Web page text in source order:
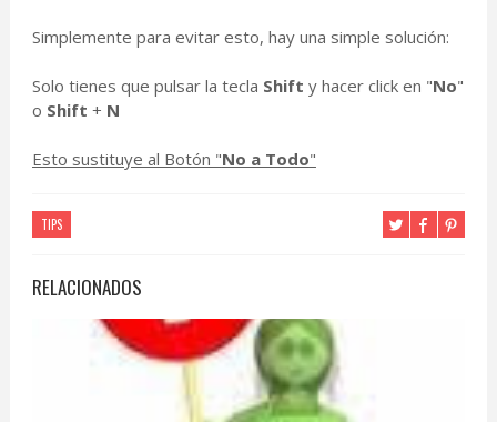
Simplemente para evitar esto, hay una simple solución:
Solo tienes que pulsar la tecla Shift y hacer click en "No"
o Shift + N
Esto sustituye al Botón "No a Todo"
TIPS
RELACIONADOS